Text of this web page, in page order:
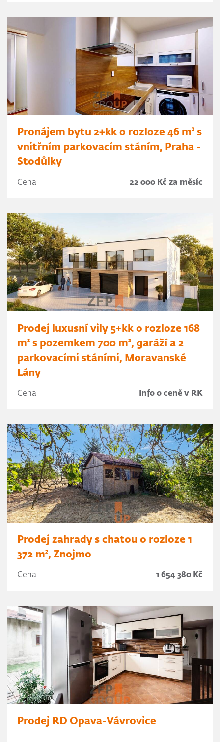
Pronájem bytu 2+kk o rozloze 46 m² s
vnitřním parkovacím stáním, Praha -
Stodůlky
Cena 22 000 Kč za měsíc
Prodej luxusní vily 5+kk o rozloze 168
m² s pozemkem 700 m², garáží a 2
parkovacími stáními, Moravanské
Lány
Cena Info o ceně v RK
Prodej zahrady s chatou o rozloze 1
372 m², Znojmo
Cena 1 654 380 Kč
Prodej RD Opava-Vávrovice